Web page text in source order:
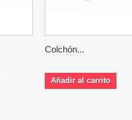
Colchón...
Añadir al carrito